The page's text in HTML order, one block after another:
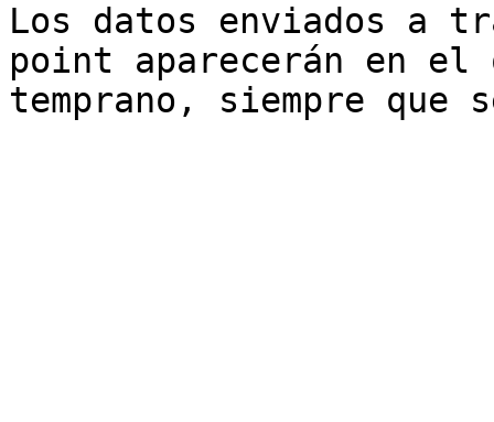
Los datos enviados a
point aparecerán en